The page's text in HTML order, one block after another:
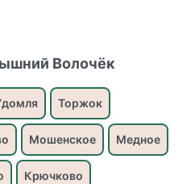
Волочёк
Торжок
Мошенское Медное
Крючково